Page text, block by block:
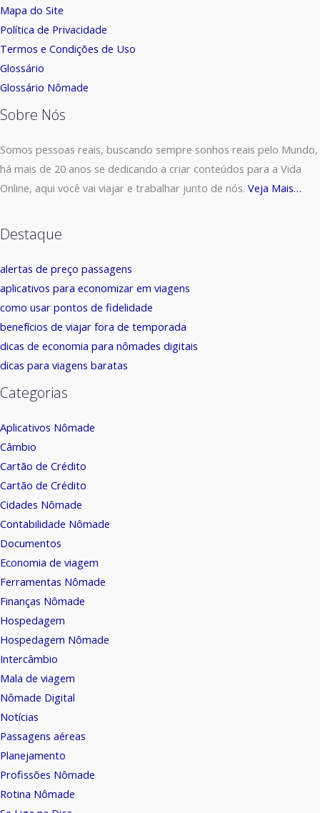
Mapa do Site
Política de Privacidade
Termos e Condições de Uso
Glossário
Glossário Nômade
Sobre Nós
Somos pessoas reais, buscando sempre sonhos reais pelo Mundo,
há mais de 20 anos se dedicando a criar conteúdos para a Vida
Online, aqui você vai viajar e trabalhar junto de nós. Veja Mais…
Destaque
alertas de preço passagens
aplicativos para economizar em viagens
como usar pontos de fidelidade
benefícios de viajar fora de temporada
dicas de economia para nômades digitais
dicas para viagens baratas
Categorias
Aplicativos Nômade
Câmbio
Cartão de Crédito
Cartão de Crédito
Cidades Nômade
Contabilidade Nômade
Documentos
Economia de viagem
Ferramentas Nômade
Finanças Nômade
Hospedagem
Hospedagem Nômade
Intercâmbio
Mala de viagem
Nômade Digital
Notícias
Passagens aéreas
Planejamento
Profissões Nômade
Rotina Nômade